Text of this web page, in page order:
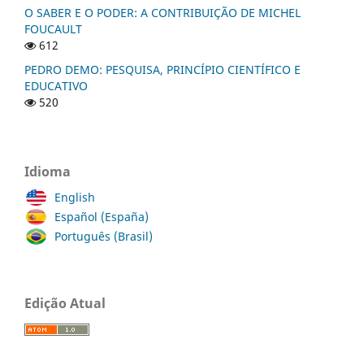
O SABER E O PODER: A CONTRIBUIÇÃO DE MICHEL
FOUCAULT
612
PEDRO DEMO: PESQUISA, PRINCÍPIO CIENTÍFICO E
EDUCATIVO
520
Idioma
English
Español (España)
Português (Brasil)
Edição Atual